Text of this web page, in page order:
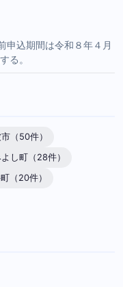
申込期間は令和８年４月
る。
（50件）
し町（28件）
（20件）